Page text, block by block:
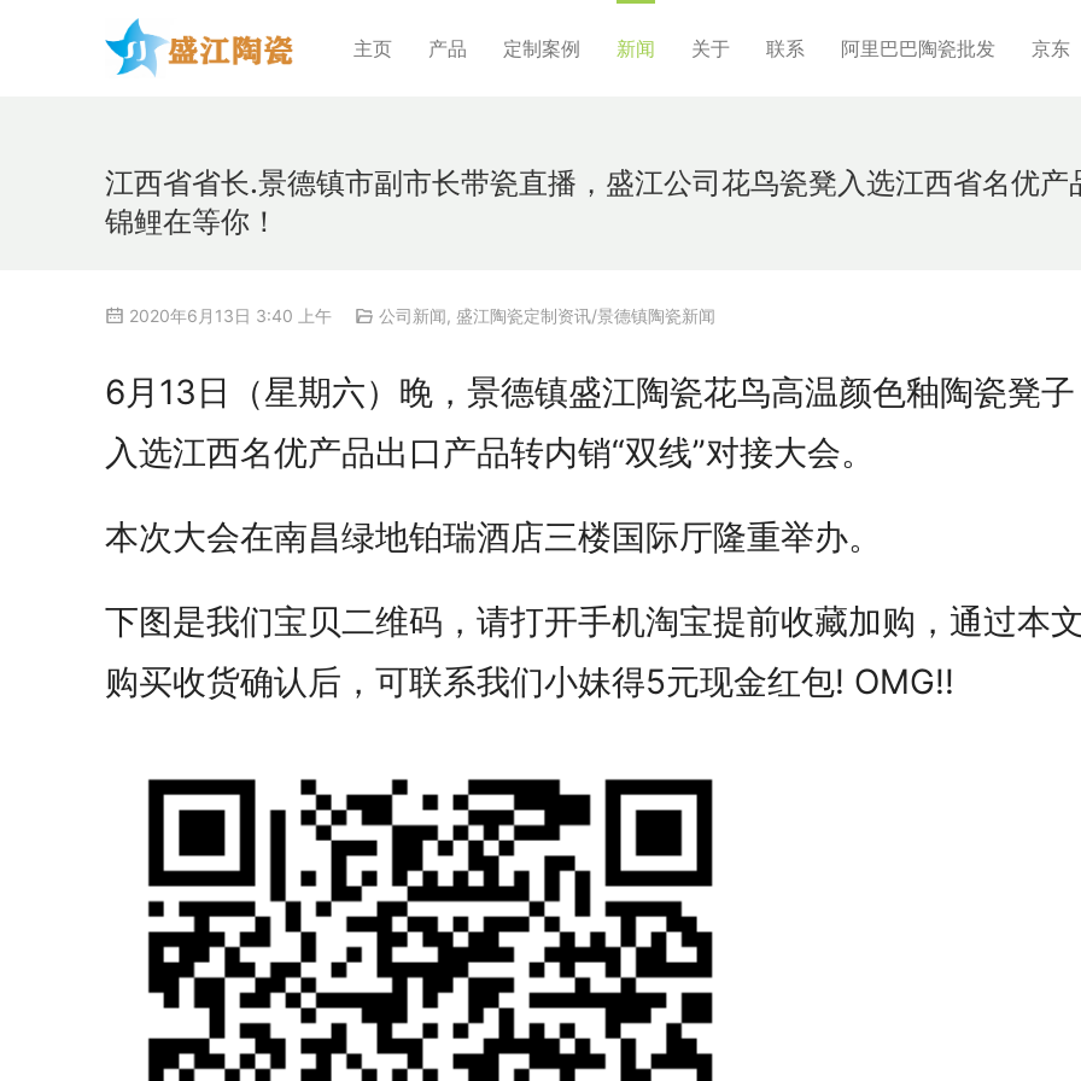
主页 产品 定制案例 新闻 关于 联系 阿里巴巴陶瓷批发 京东
江西省省长.景德镇市副市长带瓷直播，盛江公司花鸟瓷凳入选江西省名优
锦鲤在等你！
2020年6月13日 3:40 上午 公司新闻, 盛江陶瓷定制资讯/景德镇陶瓷新闻
6月13日（星期六）晚，景德镇盛江陶瓷花鸟高温颜色釉陶瓷凳子
入选江西名优产品出口产品转内销“双线”对接大会。
本次大会在南昌绿地铂瑞酒店三楼国际厅隆重举办。
下图是我们宝贝二维码，请打开手机淘宝提前收藏加购，通过本
购买收货确认后，可联系我们小妹得5元现金红包! OMG!!